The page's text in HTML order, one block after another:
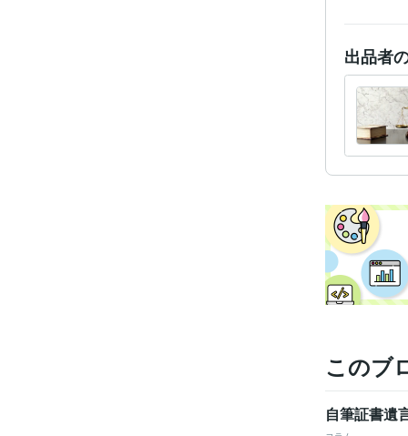
出品者
このブ
自筆証書遺